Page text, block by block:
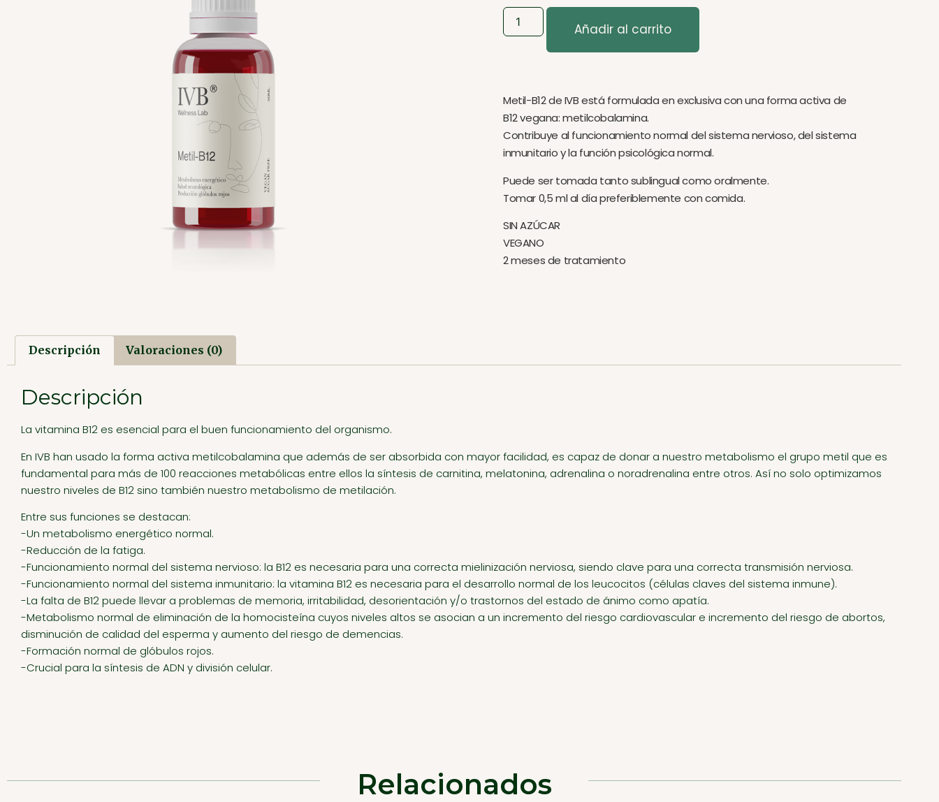
Añadir al carrito
Metil-B12 de IVB está formulada en exclusiva con una forma activa de
B12 vegana: metilcobalamina.
Contribuye al funcionamiento normal del sistema nervioso, del sistema
inmunitario y la función psicológica normal.
Puede ser tomada tanto sublingual como oralmente.
Tomar 0,5 ml al día preferiblemente con comida.
SIN AZÚCAR
VEGANO
2 meses de tratamiento
Descripción Valoraciones (0)
Descripción
La vitamina B12 es esencial para el buen funcionamiento del organismo.
En IVB han usado la forma activa metilcobalamina que además de ser absorbida con mayor facilidad, es capaz de donar a nuestro metabolismo el grupo metil que es
fundamental para más de 100 reacciones metabólicas entre ellos la síntesis de carnitina, melatonina, adrenalina o noradrenalina entre otros. Así no solo optimizamos
nuestro niveles de B12 sino también nuestro metabolismo de metilación.
Entre sus funciones se destacan:
-Un metabolismo energético normal.
-Reducción de la fatiga.
-Funcionamiento normal del sistema nervioso: la B12 es necesaria para una correcta mielinización nerviosa, siendo clave para una correcta transmisión nerviosa.
-Funcionamiento normal del sistema inmunitario: la vitamina B12 es necesaria para el desarrollo normal de los leucocitos (células claves del sistema inmune).
-La falta de B12 puede llevar a problemas de memoria, irritabilidad, desorientación y/o trastornos del estado de ánimo como apatía.
-Metabolismo normal de eliminación de la homocisteína cuyos niveles altos se asocian a un incremento del riesgo cardiovascular e incremento del riesgo de abortos,
disminución de calidad del esperma y aumento del riesgo de demencias.
-Formación normal de glóbulos rojos.
-Crucial para la síntesis de ADN y división celular.
Relacionados